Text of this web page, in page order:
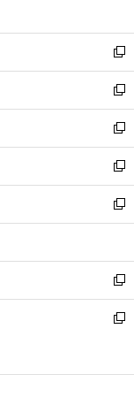
開
く
ウ
で
開
く
ン
ド
ウ
で
開
く
ウ
ィ
ン
ド
ウ
で
開
く
新
し
い
ウ
ィ
ン
ド
ウ
で
開
新
し
い
ウ
ィ
ン
ド
ウ
開
く
新
し
い
ウ
ィ
ン
ウ
で
開
く
新
し
い
ウ
ン
ド
ウ
で
新
し
ウ
ィ
ン
ド
開
新
し
い
ン
新
ウ